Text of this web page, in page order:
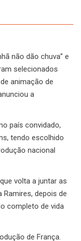
não dão chuva” e
selecionados
animação de
a
país convidado,
tendo escolhido
nacional
volta a juntar as
Ramires, depois de
completo de vida
de França.